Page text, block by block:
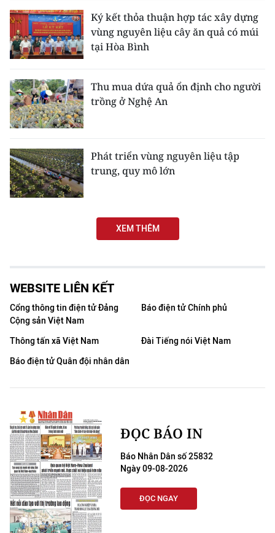
TIN ĐỊA PHƯƠNG
Trung du và miền núi phía Bắc
Đồng bằng sông Hồng
Bắc Trung Bộ
Nguyên
Đông Nam Bộ
Đồng bằng sông Cửu Long
Chuyên trang Hà Nội
CHUYÊN ĐỀ
CÁC CHUYÊN TRANG
VỀ BÁO NHÂN DÂN
NHÂN DÂN CUỐI TUẦN
NHÂN DÂN HẰNG THÁNG
MUA BÁO
ĐỌC BÁO IN
Ký kết thỏa thuận hợp tác xây dựng
vùng nguyên liệu cây ăn quả có múi
tại Hòa Bình
Thu mua dứa quả ổn định cho người
trồng ở Nghệ An
Phát triển vùng nguyên liệu tập
trung, quy mô lớn
XEM THÊM
WEBSITE LIÊN KẾT
Cổng thông tin điện tử Đảng
Cộng sản Việt Nam
Báo điện tử Chính phủ
Thông tấn xã Việt Nam
Đài Tiếng nói Việt Nam
Báo điện tử Quân đội nhân dân
ĐỌC BÁO IN
Báo Nhân Dân số 25832
Ngày 09-08-2026
ĐỌC NGAY